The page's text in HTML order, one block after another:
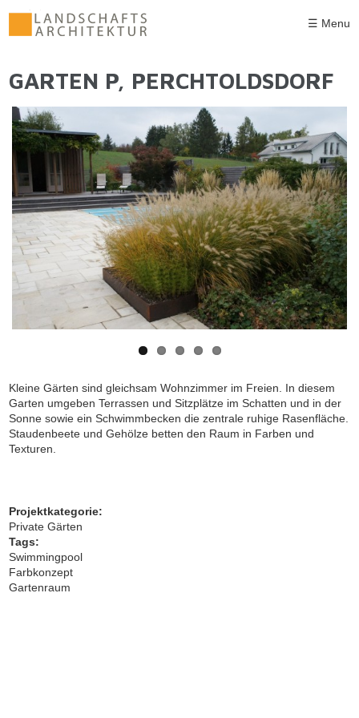
Direkt zum Inhalt
☰ Menu
SIE SIND HIER
GARTEN P, PERCHTOLDSDORF
Kleine Gärten sind gleichsam Wohnzimmer im Freien. In diesem
Garten umgeben Terrassen und Sitzplätze im Schatten und in der
Sonne sowie ein Schwimmbecken die zentrale ruhige Rasenfläche.
Staudenbeete und Gehölze betten den Raum in Farben und
Texturen.
Projektkategorie:
Private Gärten
Tags:
Swimmingpool
Farbkonzept
Gartenraum